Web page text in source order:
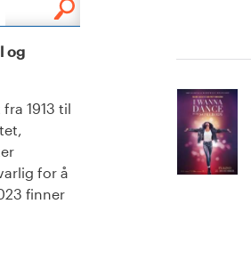
og
1913 til
for å
finner